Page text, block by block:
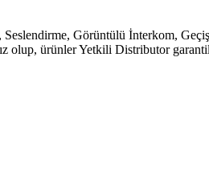
Görüntülü İnterkom,
olup, ürünler Yetkili Distributor